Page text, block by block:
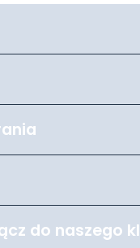
do naszego